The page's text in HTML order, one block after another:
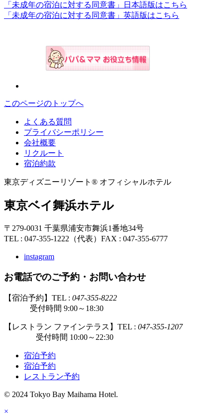
「未成年の宿泊に対する同意書」日本語版はこちら
「未成年の宿泊に対する同意書」英語版はこちら
このページのトップへ
よくある質問
プライバシーポリシー
会社概要
リクルート
宿泊約款
東京ディズニーリゾート® オフィシャルホテル
東京ベイ舞浜ホテル
〒279-0031 千葉県浦安市舞浜1番地34号
TEL : 047-355-1222（代表） FAX : 047-355-6777
instagram
お電話でのご予約・お問い合わせ
【宿泊予約】TEL : 047-355-8222
受付時間 9:00～18:30
【レストラン ファインテラス】TEL : 047-355-1207
受付時間 10:00～22:30
宿泊予約
宿泊予約
レストラン予約
© 2024 Tokyo Bay Maihama Hotel.
×